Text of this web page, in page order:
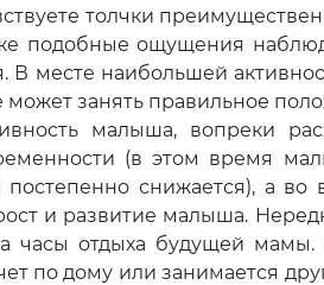
толчки
подобные ощущения
В месте наибольшей
занять правильное
малыша, вопреки
(в этом время
постепенно снижается), а
и развитие малыша.
часы отдыха будущей
по дому или занимается